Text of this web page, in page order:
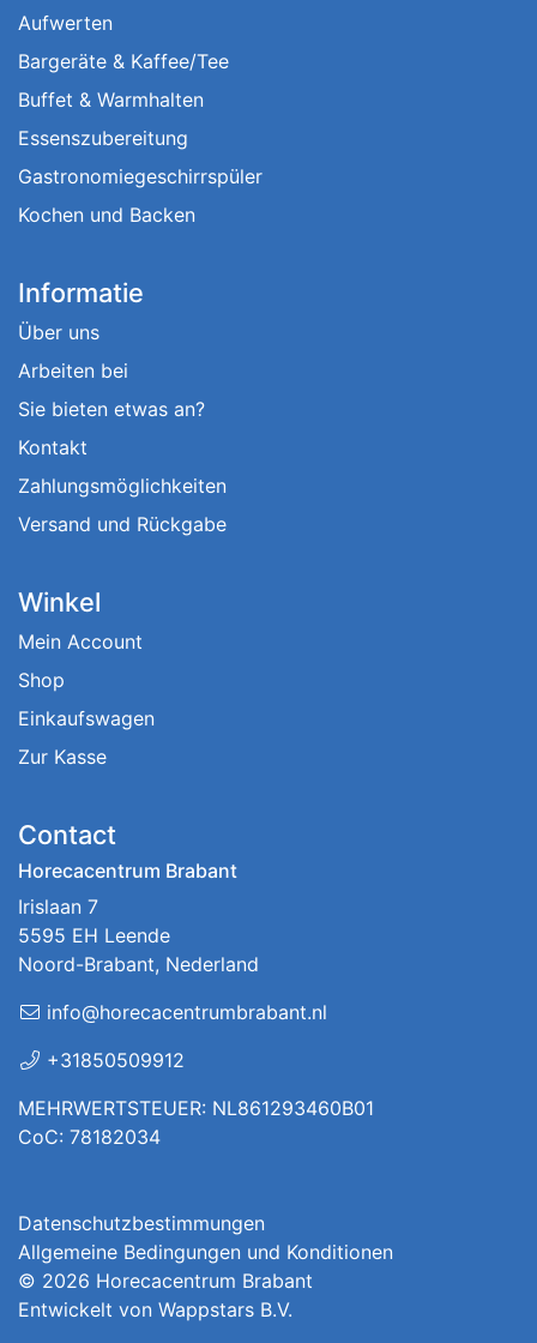
Aufwerten
Bargeräte & Kaffee/Tee
Buffet & Warmhalten
Essenszubereitung
Gastronomiegeschirrspüler
Kochen und Backen
Informatie
Über uns
Arbeiten bei
Sie bieten etwas an?
Kontakt
Zahlungsmöglichkeiten
Versand und Rückgabe
Winkel
Mein Account
Shop
Einkaufswagen
Zur Kasse
Contact
Horecacentrum Brabant
Irislaan 7
5595 EH Leende
Noord-Brabant, Nederland
info@horecacentrumbrabant.nl
+31850509912
MEHRWERTSTEUER: NL861293460B01
CoC: 78182034
Datenschutzbestimmungen
Allgemeine Bedingungen und Konditionen
© 2026 Horecacentrum Brabant
Entwickelt von Wappstars B.V.